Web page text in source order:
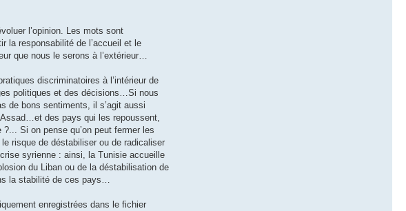
l’opinion. Les mots sont
la responsabilité de l’accueil et le
que nous le serons à l’extérieur…
discriminatoires à l’intérieur de
politiques et des décisions…Si nous
de bons sentiments, il s’agit aussi
des pays qui les repoussent,
Si on pense qu’on peut fermer les
risque de déstabiliser ou de radicaliser
syrienne : ainsi, la Tunisie accueille
du Liban ou de la déstabilisation de
la stabilité de ces pays…
enregistrées dans le fichier